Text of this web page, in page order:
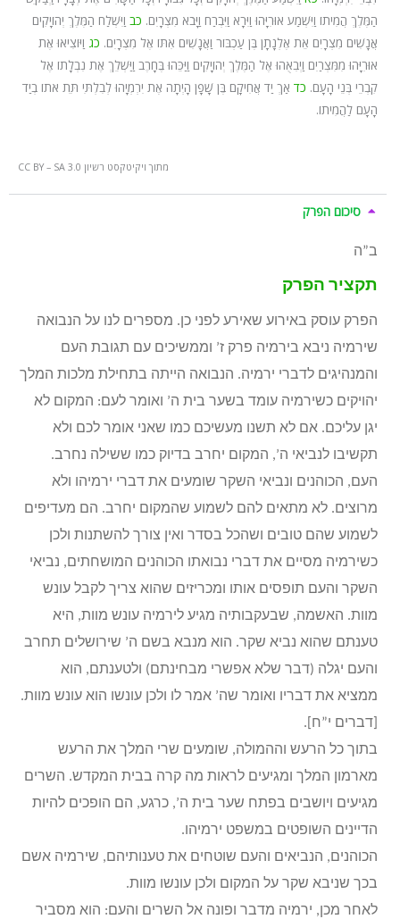
הַמֶּלֶךְ הֲמִיתוֹ וַיִּשְׁמַע אוּרִיָּהוּ וַיִּרָא וַיִּבְרַח וַיָּבֹא מִצְרָיִם. כב וַיִּשְׁלַח הַמֶּלֶךְ יְהוֹיָקִים
אֲנָשִׁים מִצְרָיִם אֵת אֶלְנָתָן בֶּן עַכְבּוֹר וַאֲנָשִׁים אִתּוֹ אֶל מִצְרָיִם. כג וַיּוֹצִיאוּ אֶת
אוּרִיָּהוּ מִמִּצְרַיִם וַיְבִאֻהוּ אֶל הַמֶּלֶךְ יְהוֹיָקִים וַיַּכֵּהוּ בֶּחָרֶב וַיַּשְׁלֵךְ אֶת נִבְלָתוֹ אֶל
קִבְרֵי בְּנֵי הָעָם. כד אַךְ יַד אֲחִיקָם בֶּן שָׁפָן הָיְתָה אֶת יִרְמְיָהוּ לְבִלְתִּי תֵּת אֹתוֹ בְיַד
הָעָם לַהֲמִיתוֹ.
מתוך ויקיטקסט רשיון CC BY – SA 3.0
סיכום הפרק
ב”ה
תקציר הפרק
הפרק עוסק באירוע שאירע לפני כן. מספרים לנו על הנבואה
שירמיה ניבא בירמיה פרק ז’ וממשיכים עם תגובת העם
והמנהיגים לדברי ירמיה. הנבואה הייתה בתחילת מלכות המלך
יהויקים כשירמיה עומד בשער בית ה’ ואומר לעם: המקום לא
יגן עליכם. אם לא תשנו מעשיכם כמו שאני אומר לכם ולא
תקשיבו לנביאי ה’, המקום יחרב בדיוק כמו ששילה נחרב.
העם, הכוהנים ונביאי השקר שומעים את דברי ירמיהו ולא
מרוצים. לא מתאים להם לשמוע שהמקום יחרב. הם מעדיפים
לשמוע שהם טובים ושהכל בסדר ואין צורך להשתנות ולכן
כשירמיה מסיים את דברי נבואתו הכוהנים המושחתים, נביאי
השקר והעם תופסים אותו ומכריזים שהוא צריך לקבל עונש
מוות. האשמה, שבעקבותיה מגיע לירמיה עונש מוות, היא
טענתם שהוא נביא שקר. הוא מנבא בשם ה’ שירושלים תחרב
והעם יגלה (דבר שלא אפשרי מבחינתם) ולטענתם, הוא
ממציא את דבריו ואומר שה’ אמר לו ולכן עונשו הוא עונש מוות.
[דברים י”ח].
בתוך כל הרעש וההמולה, שומעים שרי המלך את הרעש
מארמון המלך ומגיעים לראות מה קרה בבית המקדש. השרים
מגיעים ויושבים בפתח שער בית ה’, כרגע, הם הופכים להיות
הדיינים השופטים במשפט ירמיהו.
הכוהנים, הנביאים והעם שוטחים את טענותיהם, שירמיה אשם
בכך שניבא שקר על המקום ולכן עונשו מוות.
לאחר מכן, ירמיה מדבר ופונה אל השרים והעם: הוא מסביר